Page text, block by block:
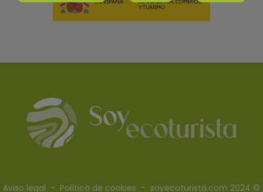
Aviso legal - Política de cookies - soyecoturista.com 2024 ©